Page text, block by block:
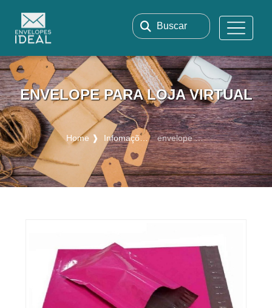
Buscar
ENVELOPE PARA LOJA VIRTUAL
Home ❱ Infomações ❱ envelope para loja virtual